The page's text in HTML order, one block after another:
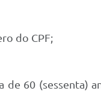
do CPF;
60 (sessenta)